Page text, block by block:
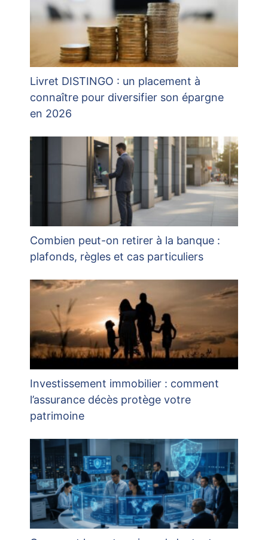
Livret DISTINGO : un placement à
connaître pour diversifier son épargne
en 2026
Combien peut-on retirer à la banque :
plafonds, règles et cas particuliers
Investissement immobilier : comment
l’assurance décès protège votre
patrimoine